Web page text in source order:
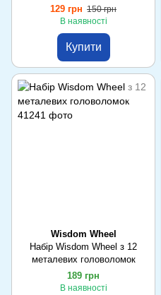
129 грн 150 грн
В наявності
Купити
Wisdom Wheel
Набір Wisdom Wheel з 12
металевих головоломок
189 грн
В наявності